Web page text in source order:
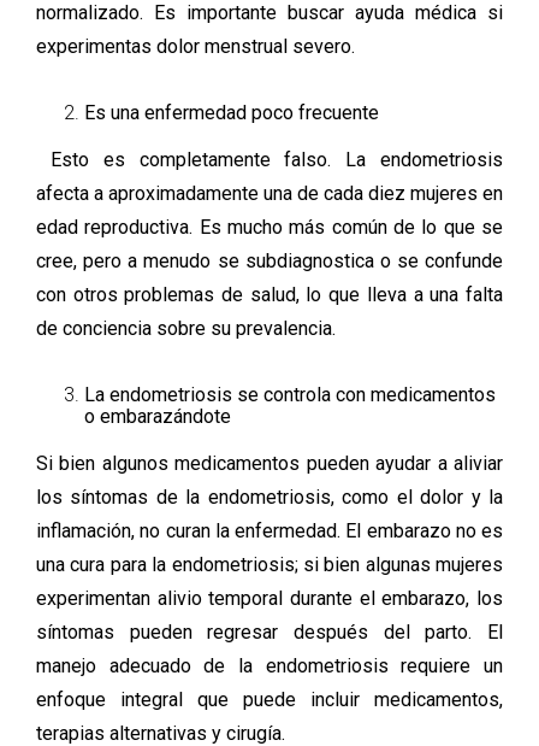
normalizado. Es importante buscar ayuda médica si
experimentas dolor menstrual severo.
Es una enfermedad poco frecuente
Esto es completamente falso. La endometriosis
afecta a aproximadamente una de cada diez mujeres en
edad reproductiva. Es mucho más común de lo que se
cree, pero a menudo se subdiagnostica o se confunde
con otros problemas de salud, lo que lleva a una falta
de conciencia sobre su prevalencia.
La endometriosis se controla con medicamentos
o embarazándote
Si bien algunos medicamentos pueden ayudar a aliviar
los síntomas de la endometriosis, como el dolor y la
inflamación, no curan la enfermedad. El embarazo no es
una cura para la endometriosis; si bien algunas mujeres
experimentan alivio temporal durante el embarazo, los
síntomas pueden regresar después del parto. El
manejo adecuado de la endometriosis requiere un
enfoque integral que puede incluir medicamentos,
terapias alternativas y cirugía.